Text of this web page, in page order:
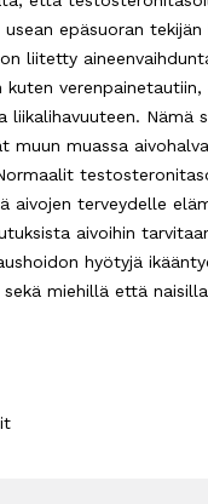
epäsuoran
liitetty
kuten
liikalihavuuteen. Nämä
muun muassa
aivojen terveydelle
aivoihin
hyötyjä
miehillä että